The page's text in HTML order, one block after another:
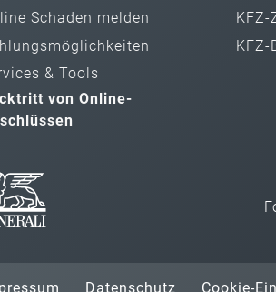
Schaden melden
& Tools
von Online-
Datenschutz Cookie-